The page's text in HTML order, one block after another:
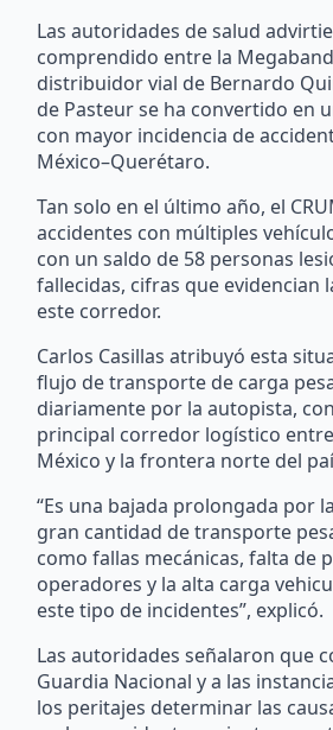
Las autoridades de salud
comprendido entre la
distribuidor vial de Bernardo
de Pasteur se ha convertido en
con mayor incidencia de
México–Querétaro.
Tan solo en el último año, el
accidentes con múltiples
con un saldo de 58 personas
fallecidas, cifras que evidencian
este corredor.
Carlos Casillas atribuyó esta
flujo de transporte de carga
diariamente por la autopista,
principal corredor logístico
México y la frontera norte del
“Es una bajada prolongada por
gran cantidad de transporte
como fallas mecánicas, falta de
operadores y la alta carga
este tipo de incidentes”, explicó.
Las autoridades señalaron que
Guardia Nacional y a las
los peritajes determinar las